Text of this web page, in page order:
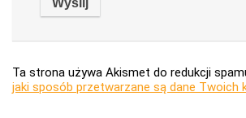
Ta strona używa Akismet do redukcji
jaki sposób przetwarzane są dane Twoich